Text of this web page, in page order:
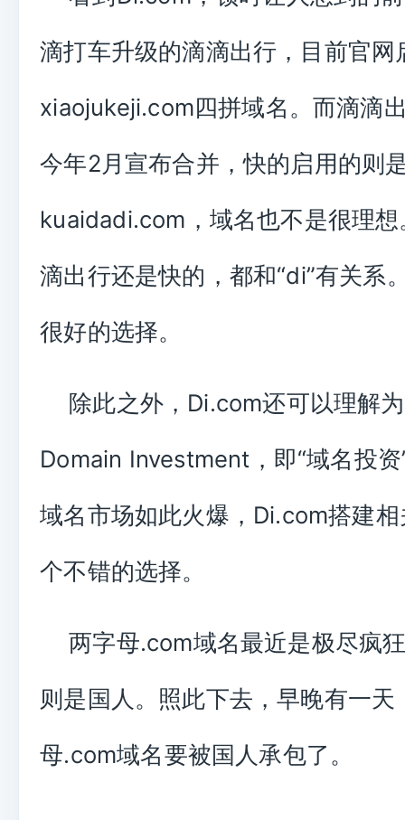
滴打车升级的滴滴出行，目前官网
xiaojukeji.com四拼域名。而滴滴
今年2月宣布合并，快的启用的则
kuaidadi.com，域名也不是很理
滴出行还是快的，都和“di”有关系
很好的选择。
除此之外，Di.com还可以理解为
Domain Investment，即“域名投
域名市场如此火爆，Di.com搭建
个不错的选择。
两字母.com域名最近是极尽疯
则是国人。照此下去，早晚有一天
母.com域名要被国人承包了。